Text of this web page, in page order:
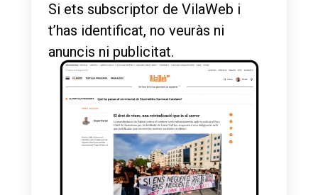
Si ets subscriptor de VilaWeb i
t’has identificat, no veuràs ni
anuncis ni publicitat.